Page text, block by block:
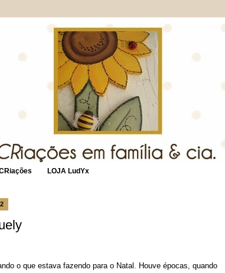
LOJA LudYx
o que estava fazendo para o Natal. Houve épocas, quando